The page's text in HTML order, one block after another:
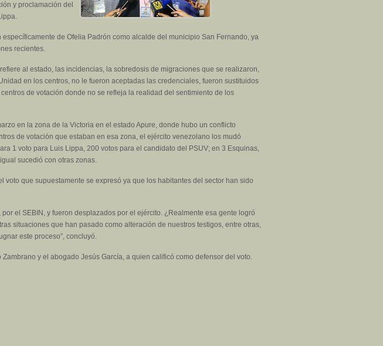
y proclamación del
de Ofelia Padrón como alcalde del municipio San Fernando, ya
recientes.
al estado, las incidencias, la sobredosis de migraciones que se realizaron,
en los centros, no le fueron aceptadas las credenciales, fueron sustituidos
de votación donde no se refleja la realidad del sentimiento de los
en la zona de la Victoria en el estado Apure, donde hubo un conflicto
de votación que estaban en esa zona, el ejército venezolano los mudó
1 voto para Luis Lippa, 200 votos para el candidato del PSUV; en 3 Esquinas,
sucedió con otras zonas.
que supuestamente se expresó ya que los habitantes del sector han sido
el SEBIN, y fueron desplazados por el ejército. ¿Realmente esa gente logró
situaciones que han pasado como alteración de nuestros testigos, entre otras,
este proceso”, concluyó.
y el abogado Jesús García, a quien calificó como defensor del voto.